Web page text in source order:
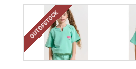
OUTOFSTOCK